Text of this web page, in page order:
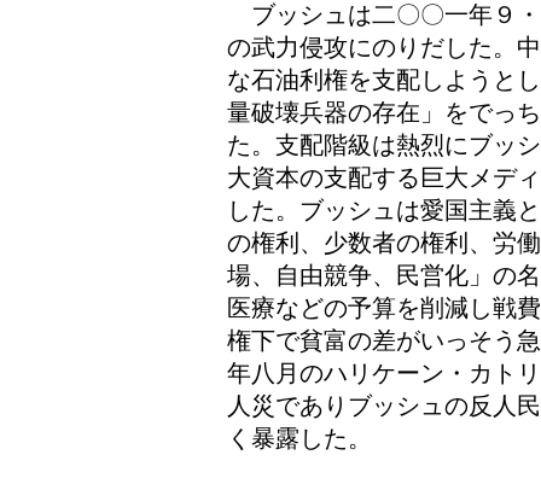
ブッシュは二〇〇一年９
の武力侵攻にのりだした。
な石油利権を支配しようと
量破壊兵器の存在」をでっ
た。支配階級は熱烈にブッ
大資本の支配する巨大メデ
した。ブッシュは愛国主義
の権利、少数者の権利、労
場、自由競争、民営化」の
医療などの予算を削減し戦
権下で貧富の差がいっそう
年八月のハリケーン・カト
人災でありブッシュの反人
く暴露した。